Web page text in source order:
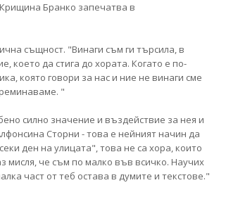
Бранко запечатва в
същност. "Винаги съм ги търсила, в
което да стига до хората. Когато е по-
която говори за нас и ние не винаги сме
"
силно значение и въздействие за нея и
Сторни - това е нейният начин да
ден на улицата", това не са хора, които
мисля, че съм по малко във всичко. Научих
част от теб остава в думите и текстове."